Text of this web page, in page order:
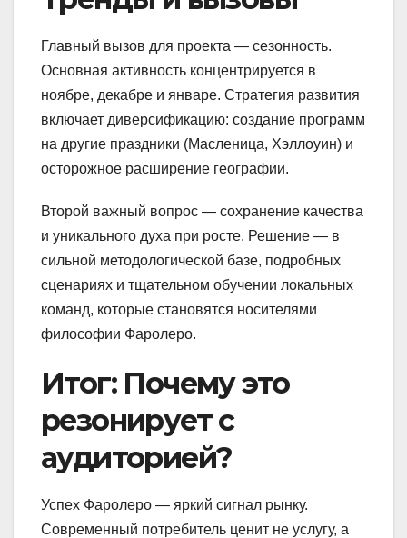
Главный вызов для проекта — сезонность.
Основная активность концентрируется в
ноябре, декабре и январе. Стратегия развития
включает диверсификацию: создание программ
на другие праздники (Масленица, Хэллоуин) и
осторожное расширение географии.
Второй важный вопрос — сохранение качества
и уникального духа при росте. Решение — в
сильной методологической базе, подробных
сценариях и тщательном обучении локальных
команд, которые становятся носителями
философии Фаролеро.
Итог: Почему это
резонирует с
аудиторией?
Успех Фаролеро — яркий сигнал рынку.
Современный потребитель ценит не услугу, а